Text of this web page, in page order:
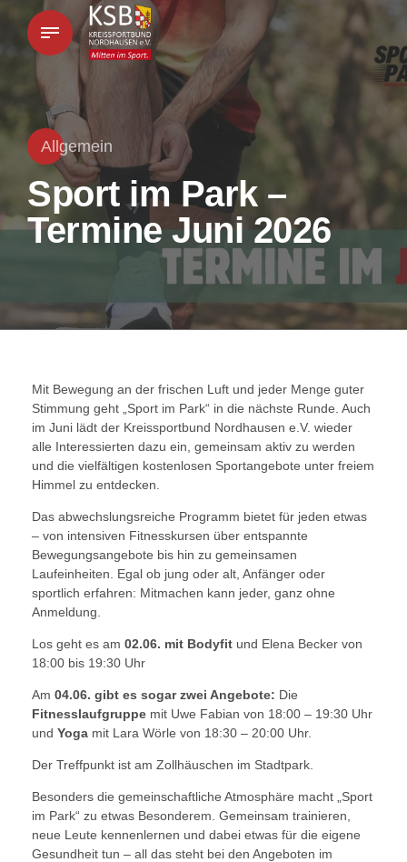
Allgemein
Sport im Park –
Termine Juni 2026
Mit Bewegung an der frischen Luft und jeder Menge guter
Stimmung geht „Sport im Park“ in die nächste Runde. Auch
im Juni lädt der Kreissportbund Nordhausen e.V. wieder
alle Interessierten dazu ein, gemeinsam aktiv zu werden
und die vielfältigen kostenlosen Sportangebote unter freiem
Himmel zu entdecken.
Das abwechslungsreiche Programm bietet für jeden etwas
– von intensiven Fitnesskursen über entspannte
Bewegungsangebote bis hin zu gemeinsamen
Laufeinheiten. Egal ob jung oder alt, Anfänger oder
sportlich erfahren: Mitmachen kann jeder, ganz ohne
Anmeldung.
Los geht es am 02.06. mit Bodyfit und Elena Becker von
18:00 bis 19:30 Uhr
Am 04.06. gibt es sogar zwei Angebote: Die
Fitnesslaufgruppe mit Uwe Fabian von 18:00 – 19:30 Uhr
und Yoga mit Lara Wörle von 18:30 – 20:00 Uhr.
Der Treffpunkt ist am Zollhäuschen im Stadtpark.
Besonders die gemeinschaftliche Atmosphäre macht „Sport
im Park“ zu etwas Besonderem. Gemeinsam trainieren,
neue Leute kennenlernen und dabei etwas für die eigene
Gesundheit tun – all das steht bei den Angeboten im